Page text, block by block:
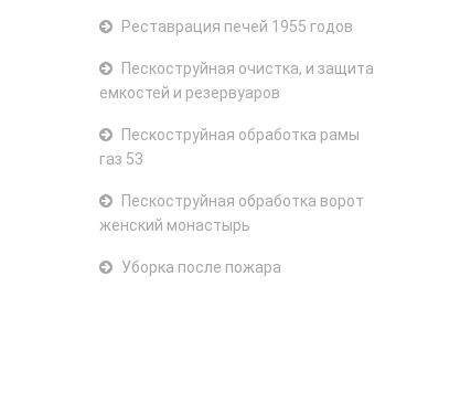
Реставрация печей 1955 годов
Пескоструйная очистка, и защита
емкостей и резервуаров
Пескоструйная обработка рамы
газ 53
Пескоструйная обработка ворот
женский монастырь
Уборка после пожара